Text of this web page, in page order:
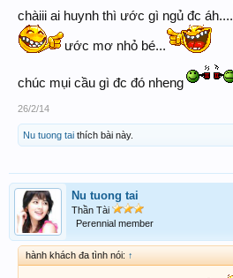
chàiii ai huynh thì ước gì ngủ đc áh....
ước mơ nhỏ bé...
chúc mụi cầu gì đc đó nheng
26/2/14
Nu tuong tai thích bài này.
Nu tuong tai
Thần Tài
Perennial member
hành khách đa tình nói: ↑